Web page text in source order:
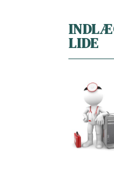
LIDE